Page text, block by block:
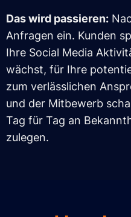
Das wird passieren:
Anfragen ein. Kunden
Ihre Social Media
wächst, für Ihre
zum verlässlichen
und der Mitbewerb
Tag für Tag an
zulegen.